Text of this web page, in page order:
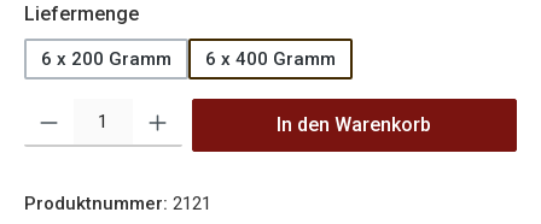
Liefermengeauswählen
6 x 200 Gramm 6 x 400 Gramm
In den Warenkorb
Produktnummer: 2121